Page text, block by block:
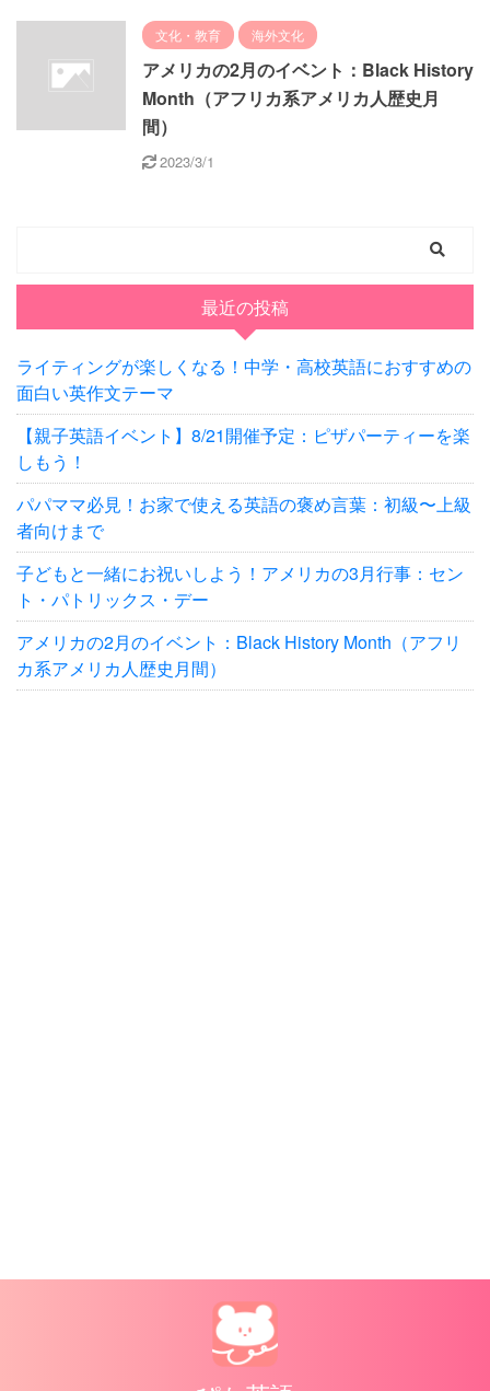
文化・教育 海外文化
アメリカの2月のイベント：Black History
Month（アフリカ系アメリカ人歴史月
間）
2023/3/1
最近の投稿
ライティングが楽しくなる！中学・高校英語におすすめの
面白い英作文テーマ
【親子英語イベント】8/21開催予定：ピザパーティーを楽
しもう！
パパママ必見！お家で使える英語の褒め言葉：初級〜上級
者向けまで
子どもと一緒にお祝いしよう！アメリカの3月行事：セン
ト・パトリックス・デー
アメリカの2月のイベント：Black History Month（アフリ
カ系アメリカ人歴史月間）